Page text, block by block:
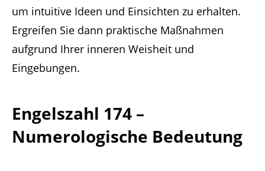
um intuitive Ideen und Einsichten zu erhalten.
Ergreifen Sie dann praktische Maßnahmen
aufgrund Ihrer inneren Weisheit und
Eingebungen.
Engelszahl 174 –
Numerologische Bedeutung